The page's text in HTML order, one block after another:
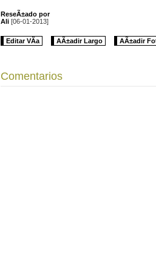
ReseÃ±ado por
Ali [06-01-2013]
Editar VÃ­a AÃ±adir Largo AÃ±adir
Comentarios